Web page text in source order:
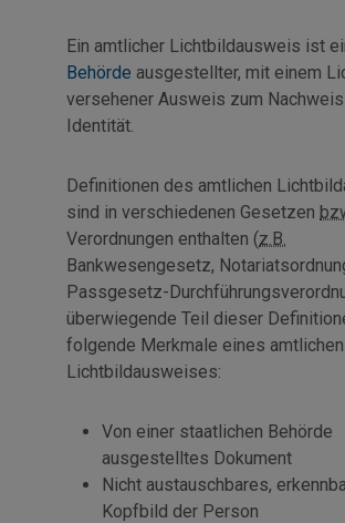
Ein amtlicher Lichtbildausweis ist
Behörde ausgestellter, mit einem
versehener Ausweis zum
Identität.
Definitionen des amtlichen
sind in verschiedenen Gesetzen
Verordnungen enthalten (z.B.
Bankwesengesetz,
Passgesetz-
überwiegende Teil dieser
folgende Merkmale eines amtlichen
Lichtbildausweises:
Von einer staatlichen Behörde
ausgestelltes Dokument
Nicht austauschbares,
Kopfbild der Person